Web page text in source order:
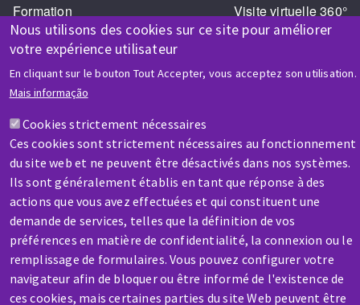
Nous utilisons des cookies sur ce site pour améliorer
votre expérience utilisateur
En cliquant sur le bouton Tout Accepter, vous acceptez son utilisation.
Mais informação
Cookies strictement nécessaires
Ces cookies sont strictement nécessaires au fonctionnement
du site web et ne peuvent être désactivés dans nos systèmes.
Ils sont généralement établis en tant que réponse à des
actions que vous avez effectuées et qui constituent une
demande de services, telles que la définition de vos
préférences en matière de confidentialité, la connexion ou le
remplissage de formulaires. Vous pouvez configurer votre
navigateur afin de bloquer ou être informé de l'existence de
ces cookies, mais certaines parties du site Web peuvent être
Formation
Visite virtuelle 360°
AIDE & CONTACT
Une question ? Un renseignement ?
Contactez-nous